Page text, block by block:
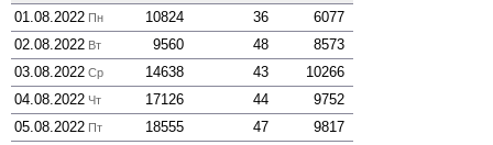
01.08.2022 Пн 10824 36
6077
02.08.2022 Вт 9560 48
8573
03.08.2022 Ср 14638 43
10266
04.08.2022 Чт 17126 44
9752
05.08.2022 Пт 18555 47
9817